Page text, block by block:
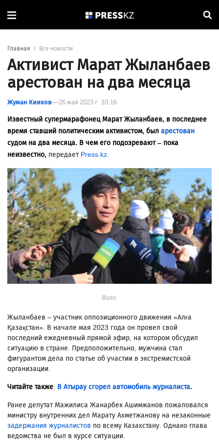
Главная Все новости
Активист Марат Жыланбаев
арестован на два месяца
Жуман Кииков 26 мая 2023 г. 10:16
Известный супермарафонец Марат Жыланбаев, в последнее
время ставший политическим активистом, был арестован
судом на два месяца. В чем его подозревают – пока
неизвестно, передает Press.kz.
Фото:
Жыланбаев – участник оппозиционного движения «Алға
Қазақстан». В начале мая 2023 года он провел свой
последний ежедневный прямой эфир, на котором обсудил
ситуацию в стране. Предположительно, мужчина стал
фигурантом дела по статье об участии в экстремистской
организации.
Читайте также: В Атырау сгорел автомобиль журналиста.
Ранее депутат Мажилиса Жанарбек Ашимжанов пожаловался
министру внутренних дел Марату Ахметжанову на незаконные
задержания журналистов по всему Казахстану. Однако глава
ведомства не был в курсе ситуации.